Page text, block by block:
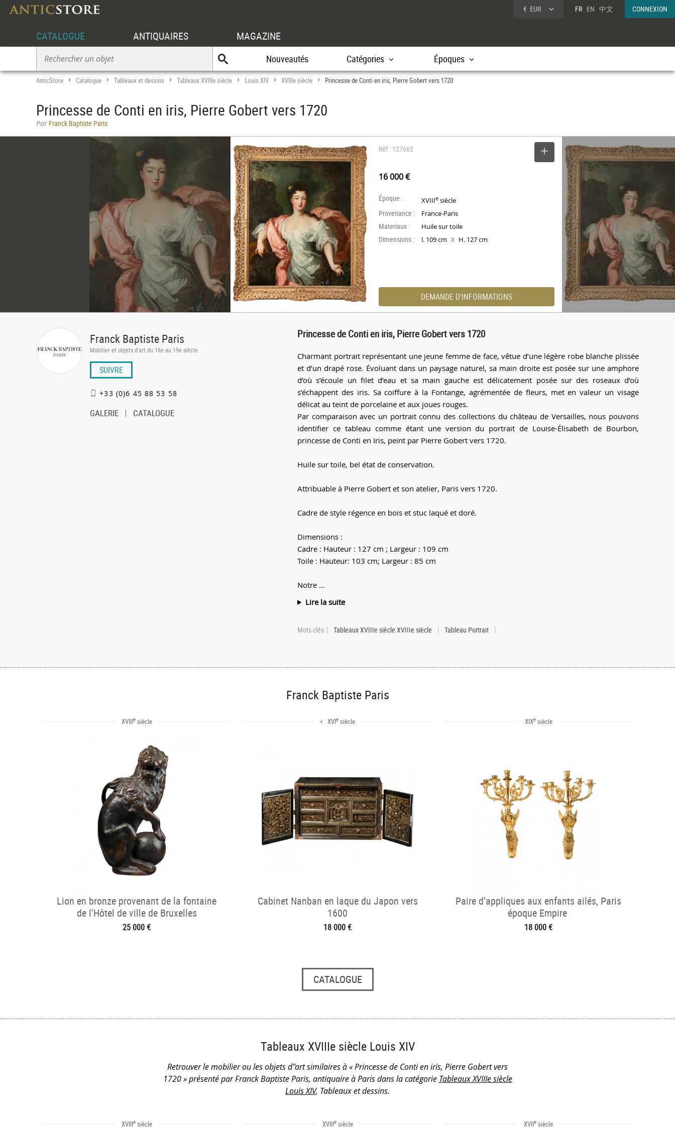
€ EUR FR EN 中文 CONNEXION
CATALOGUE ANTIQUAIRES MAGAZINE
Nouveautés Catégories Époques
AnticStore > Catalogue > Tableaux et dessins > Tableaux XVIIIe siècle > Louis XIV > XVIIIe siècle > Princesse de Conti en iris, Pierre Gobert vers 1720
Princesse de Conti en iris, Pierre Gobert vers 1720
Par Franck Baptiste Paris
Réf : 127662
16 000 €
Époque : XVIIIe siècle
Provenance : France-Paris
Materiaux : Huile sur toile
Dimensions : l. 109 cm X H. 127 cm
DEMANDE D'INFORMATIONS
Franck Baptiste Paris
Mobilier et objets d'art du 16e au 19e siècle
SUIVRE
+33 (0)6 45 88 53 58
GALERIE CATALOGUE
Princesse de Conti en iris, Pierre Gobert vers 1720
Charmant portrait représentant une jeune femme de face, vêtue d’une légère robe blanche plissée
et d’un drapé rose. Évoluant dans un paysage naturel, sa main droite est posée sur une amphore
d’où s’écoule un filet d’eau et sa main gauche est délicatement posée sur des roseaux d’où
s’échappent des iris. Sa coiffure à la Fontange, agrémentée de fleurs, met en valeur un visage
délicat au teint de porcelaine et aux joues rouges.
Par comparaison avec un portrait connu des collections du château de Versailles, nous pouvons
identifier ce tableau comme étant une version du portrait de Louise-Élisabeth de Bourbon,
princesse de Conti en Iris, peint par Pierre Gobert vers 1720.
Huile sur toile, bel état de conservation.
Attribuable à Pierre Gobert et son atelier, Paris vers 1720.
Cadre de style régence en bois et stuc laqué et doré.
Dimensions :
Cadre : Hauteur : 127 cm ; Largeur : 109 cm
Toile : Hauteur: 103 cm; Largeur : 85 cm
Notre ...
Lire la suite
Mots clés Tableaux XVIIIe siècle XVIIIe siècle Tableau Portrait
Franck Baptiste Paris
XVIIIesiècle
Lion en bronze provenant de la fontaine
de l’Hôtel de ville de Bruxelles
25 000 €
< XVIe siècle
Cabinet Nanban en laque du Japon vers
1600
18 000 €
XIXesiècle
Paire d’appliques aux enfants ailés, Paris
époque Empire
18 000 €
CATALOGUE
Tableaux XVIIIe siècle Louis XIV
Retrouver le mobilier ou les objets d''art similaires à « Princesse de Conti en iris, Pierre Gobert vers
1720 » présenté par Franck Baptiste Paris, antiquaire à Paris dans la catégorie Tableaux XVIIIe siècle
Louis XIV, Tableaux et dessins.
XVIIIesiècle XVIIIesiècle XVIIe siècle